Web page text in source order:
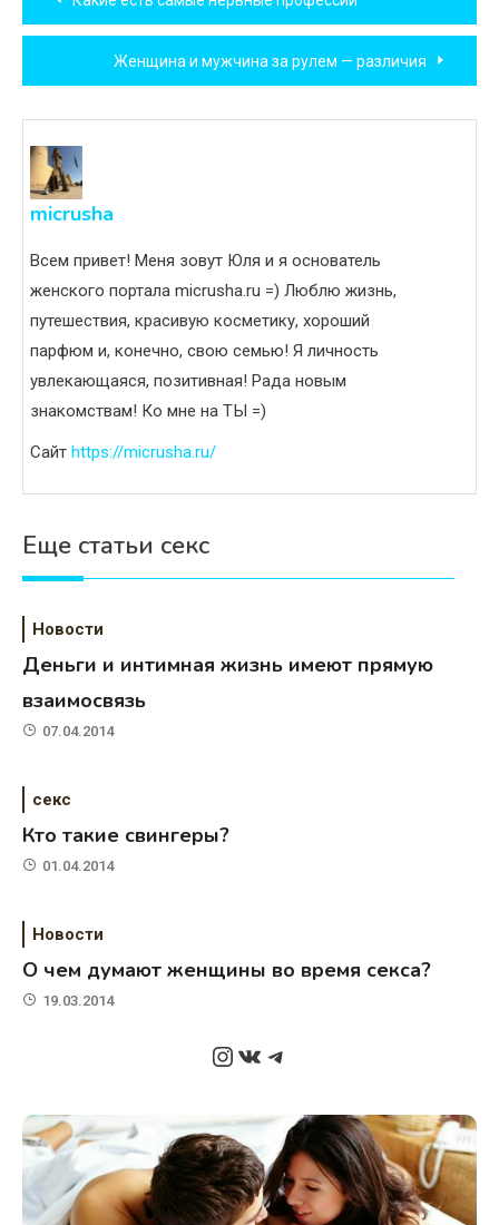
по
записям
Женщина и мужчина за рулем — различия
micrusha
Всем привет! Меня зовут Юля и я основатель
женского портала micrusha.ru =) Люблю жизнь,
путешествия, красивую косметику, хороший
парфюм и, конечно, свою семью! Я личность
увлекающаяся, позитивная! Рада новым
знакомствам! Ко мне на ТЫ =)
Сайт https://micrusha.ru/
Еще статьи секс
Новости
Деньги и интимная жизнь имеют прямую
взаимосвязь
07.04.2014
секс
Кто такие свингеры?
01.04.2014
Новости
О чем думают женщины во время секса?
19.03.2014
Instagram
ВКонтакте
Telegram